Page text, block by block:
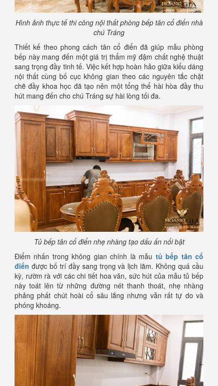
Hình ảnh thực tế thi công nội thất phòng bếp tân cổ điển nhà
chú Tráng
Thiết kế theo phong cách tân cổ điển đã giúp mẫu phòng
bếp này mang đến một giá trị thẩm mỹ đậm chất nghệ thuật
sang trọng đầy tinh tế. Việc kết hợp hoàn hảo giữa kiểu dáng
nội thất cùng bố cục không gian theo các nguyên tắc chặt
chẽ đầy khoa học đã tạo nên một tổng thể hài hòa đầy thu
hút mang đến cho chú Tráng sự hài lòng tối đa.
Tủ bếp tân cổ điển nhẹ nhàng tạo dấu ấn nổi bật
Điểm nhấn trong không gian chính là mẫu tủ bếp tân cổ
điển được bố trí đầy sang trọng và lịch lãm. Không quá cầu
kỳ, rườm rà với các chi tiết hoa văn, sức hút của mẫu tủ bếp
này toát lên từ những đường nét thanh thoát, nhẹ nhàng
phảng phất chút hoài cổ sâu lắng nhưng vẫn rất tự do và
phóng khoáng.